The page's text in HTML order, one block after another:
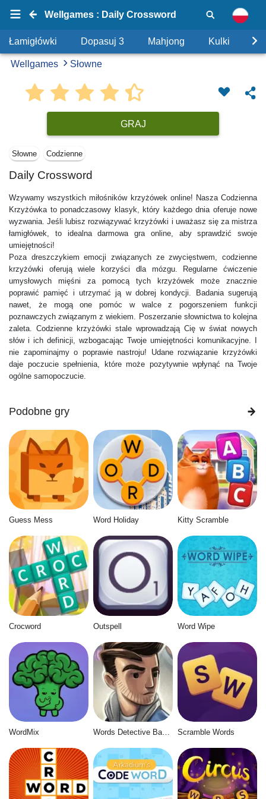
Wellgames : Daily Crossword
Łamigłówki Dopasuj 3 Mahjong Kulki
Wellgames Słowne
GRAJ
Słowne Codzienne
Daily Crossword
Wzywamy wszystkich miłośników krzyżówek online! Nasza Codzienna
Krzyżówka to ponadczasowy klasyk, który każdego dnia oferuje nowe
wyzwania. Jeśli lubisz rozwiązywać krzyżówki i uważasz się za mistrza
łamigłówek, to idealna darmowa gra online, aby sprawdzić swoje
umiejętności!
Poza dreszczykiem emocji związanych ze zwycięstwem, codzienne
krzyżówki oferują wiele korzyści dla mózgu. Regularne ćwiczenie
umysłowych mięśni za pomocą tych krzyżówek może znacznie
poprawić pamięć i utrzymać ją w dobrej kondycji. Badania sugerują
nawet, że mogą one pomóc w walce z pogorszeniem funkcji
poznawczych związanym z wiekiem. Poszerzanie słownictwa to kolejna
zaleta. Codzienne krzyżówki stale wprowadzają Cię w świat nowych
słów i ich definicji, wzbogacając Twoje umiejętności komunikacyjne. I
nie zapominajmy o poprawie nastroju! Udane rozwiązanie krzyżówki
daje poczucie spełnienia, które może pozytywnie wpłynąć na Twoje
ogólne samopoczucie.
Podobne gry
Guess Mess Word Holiday Kitty Scramble
Crocword Outspell Word Wipe
WordMix Words Detective Bank Heist Scramble Words